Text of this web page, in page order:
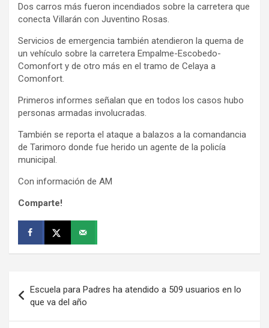
Dos carros más fueron incendiados sobre la carretera que
conecta Villarán con Juventino Rosas.
Servicios de emergencia también atendieron la quema de
un vehículo sobre la carretera Empalme-Escobedo-
Comonfort y de otro más en el tramo de Celaya a
Comonfort.
Primeros informes señalan que en todos los casos hubo
personas armadas involucradas.
También se reporta el ataque a balazos a la comandancia
de Tarimoro donde fue herido un agente de la policía
municipal.
Con información de AM
Comparte!
de
entradas
Escuela para Padres ha atendido a 509 usuarios en lo
que va del año